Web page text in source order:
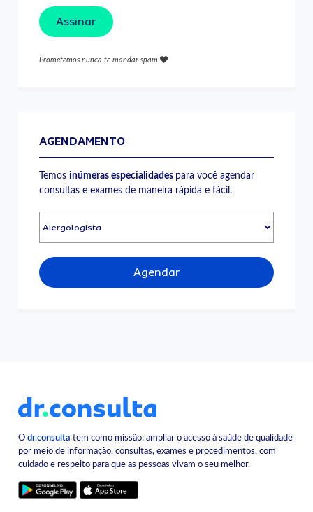
Assinar
Prometemos nunca te mandar spam
AGENDAMENTO
Temosinúmeras especialidades para você agendar
consultas e exames de maneira rápida e fácil.
Agendar
Odr.consulta tem como missão: ampliar o acesso à saúde de qualidade
por meio de informação, consultas, exames e procedimentos, com
cuidado e respeito para que as pessoas vivam o seu melhor.